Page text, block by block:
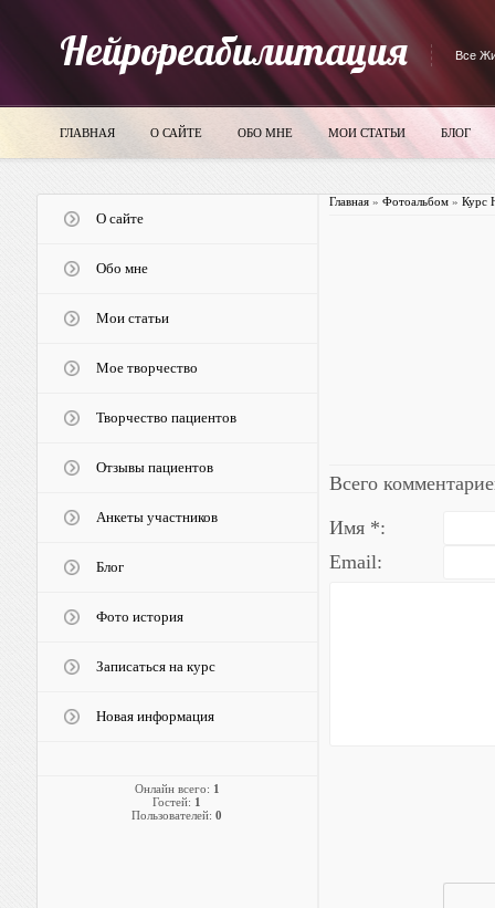
Нейрореабилитация Все
ГЛАВНАЯ О САЙТЕ ОБО МНЕ МОИ СТАТЬИ БЛОГ
О сайте
Обо мне
Мои статьи
Мое творчество
Творчество пациентов
Отзывы пациентов
Анкеты участников
Блог
Фото история
Записаться на курс
Новая информация
Онлайн всего: 1
Гостей: 1
Пользователей: 0
Главная» Фотоальбом» Курс
Всего
Имя *:
Email: